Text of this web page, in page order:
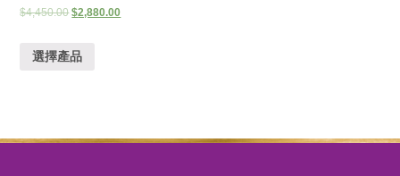
$4,450.00 $2,880.00
選擇產品